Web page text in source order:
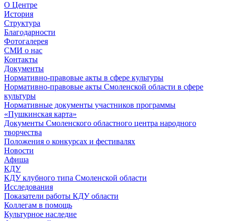
О Центре
История
Структура
Благодарности
Фотогалерея
СМИ о нас
Контакты
Документы
Нормативно-правовые акты в сфере культуры
Нормативно-правовые акты Смоленской области в сфере
культуры
Нормативные документы участников программы
«Пушкинская карта»
Документы Смоленского областного центра народного
творчества
Положения о конкурсах и фестивалях
Новости
Афиша
КДУ
КДУ клубного типа Смоленской области
Исследования
Показатели работы КДУ области
Коллегам в помощь
Культурное наследие